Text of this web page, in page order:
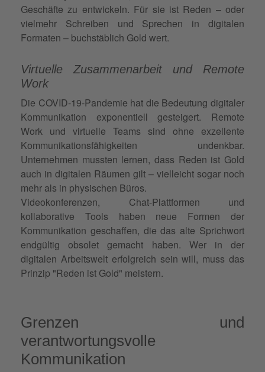
Geschäfte zu entwickeln. Für sie ist Reden – oder
vielmehr Schreiben und Sprechen in digitalen
Formaten – buchstäblich Gold wert.
Virtuelle Zusammenarbeit und Remote
Work
Die COVID-19-Pandemie hat die Bedeutung digitaler
Kommunikation exponentiell gesteigert. Remote
Work und virtuelle Teams sind ohne exzellente
Kommunikationsfähigkeiten undenkbar.
Unternehmen mussten lernen, dass Reden ist Gold
auch in digitalen Räumen gilt – vielleicht sogar noch
mehr als in physischen Büros.
Videokonferenzen, Chat-Plattformen und
kollaborative Tools haben neue Formen der
Kommunikation geschaffen, die das alte Sprichwort
endgültig obsolet gemacht haben. Wer in der
digitalen Arbeitswelt erfolgreich sein will, muss das
Prinzip "Reden ist Gold" meistern.
Grenzen und
verantwortungsvolle
Kommunikation